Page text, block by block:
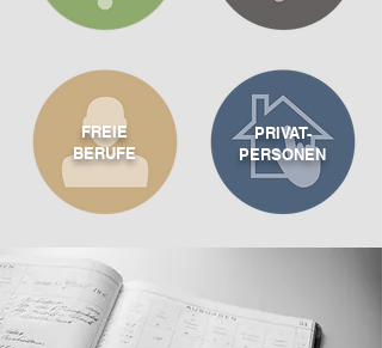
FREIE
BERUFE
PRIVAT-
PERSONEN